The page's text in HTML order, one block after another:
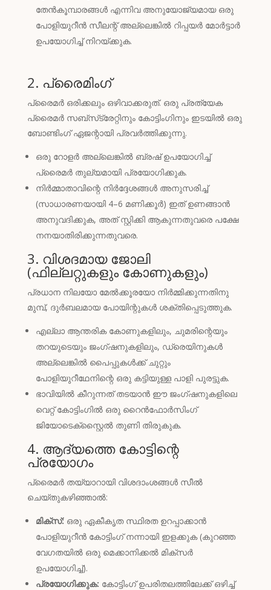
തേൻകൂമ്പാരങ്ങൾ എന്നിവ അനുയോജ്യമായ ഒരു
പോളിയുറീൻ സീലന്റ് അല്ലെങ്കിൽ റിപ്പയർ മോർട്ടാർ
ഉപയോഗിച്ച് നിറയ്ക്കുക.
2. പ്രൈമിംഗ്
പ്രൈമർ ഒരിക്കലും ഒഴിവാക്കരുത്. ഒരു പ്രത്യേക
പ്രൈമർ സബ്‌സ്‌ട്രേറ്റിനും കോട്ടിംഗിനും ഇടയിൽ ഒരു
ബോണ്ടിംഗ് ഏജന്റായി പ്രവർത്തിക്കുന്നു.
ഒരു റോളർ അല്ലെങ്കിൽ ബ്രഷ് ഉപയോഗിച്ച്
പ്രൈമർ തുല്യമായി പ്രയോഗിക്കുക.
നിർമ്മാതാവിന്റെ നിർദ്ദേശങ്ങൾ അനുസരിച്ച്
(സാധാരണയായി 4–6 മണിക്കൂർ) ഇത് ഉണങ്ങാൻ
അനുവദിക്കുക, അത് സ്റ്റിക്കി ആകുന്നതുവരെ പക്ഷേ
നനയാതിരിക്കുന്നതുവരെ.
3. വിശദമായ ജോലി
(ഫില്ലറ്റുകളും കോണുകളും)
പ്രധാന നിലയോ മേൽക്കൂരയോ നിർമ്മിക്കുന്നതിനു
മുമ്പ്, ദുർബലമായ പോയിന്റുകൾ ശക്തിപ്പെടുത്തുക.
എല്ലാ ആന്തരിക കോണുകളിലും, ചുമരിന്റെയും
തറയുടെയും ജംഗ്ഷനുകളിലും, ഡ്രെയിനുകൾ
അല്ലെങ്കിൽ പൈപ്പുകൾക്ക് ചുറ്റും
പോളിയുറീഥേനിന്റെ ഒരു കട്ടിയുള്ള പാളി പുരട്ടുക.
ഭാവിയിൽ കീറുന്നത് തടയാൻ ഈ ജംഗ്ഷനുകളിലെ
വെറ്റ് കോട്ടിംഗിൽ ഒരു റൈൻഫോർസിംഗ്
ജിയോടെക്സ്റ്റൈൽ തുണി തിരുകുക.
4. ആദ്യത്തെ കോട്ടിന്റെ
പ്രയോഗം
പ്രൈമർ തയ്യാറായി വിശദാംശങ്ങൾ സീൽ
ചെയ്തുകഴിഞ്ഞാൽ:
മിക്സ്:ഒരു ഏകീകൃത സ്ഥിരത ഉറപ്പാക്കാൻ
പോളിയുറീൻ കോട്ടിംഗ് നന്നായി ഇളക്കുക (കുറഞ്ഞ
വേഗതയിൽ ഒരു മെക്കാനിക്കൽ മിക്സർ
ഉപയോഗിച്ച്).
പ്രയോഗിക്കുക: കോട്ടിംഗ് ഉപരിതലത്തിലേക്ക് ഒഴിച്ച്